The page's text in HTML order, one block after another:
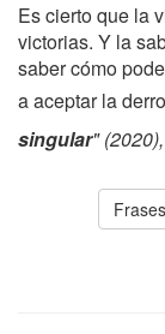
Es cierto que la
victorias. Y la
saber cómo
a aceptar la
singular" (2020),